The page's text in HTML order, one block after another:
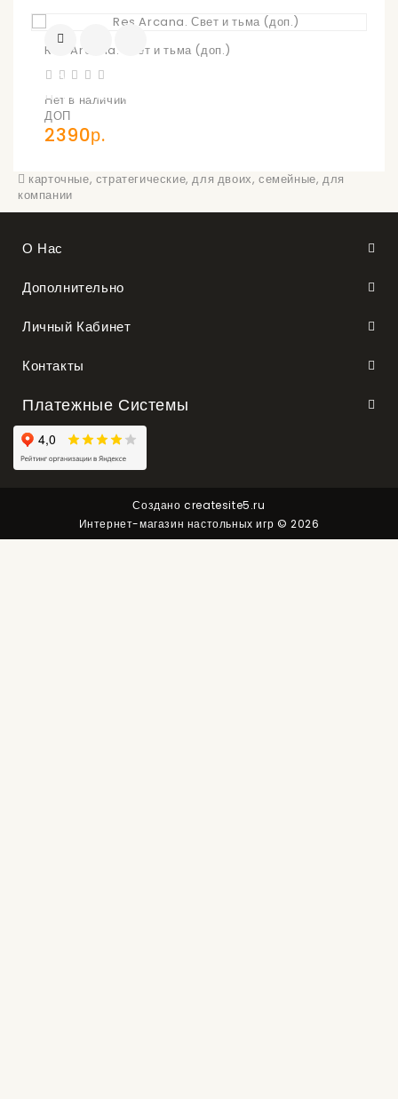
Res Arcana. Свет и тьма (доп.)
Нет в наличии
ДОП
2390р.
О
ПОСТУПЛЕНИИ
карточные, стратегические,для двоих,семейные,для
компании
О Нас
Дополнительно
Личный Кабинет
Контакты
Платежные Системы
Созданоcreatesite5.ru
Интернет-магазин настольных игр © 2026